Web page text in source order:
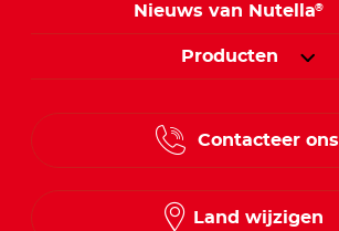
Nieuws van Nutella®
Producten
Contacteer ons
Land wijzigen